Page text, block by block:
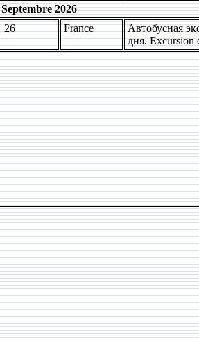
Septembre 2026
26
France
Автобусная
дня. Excursion